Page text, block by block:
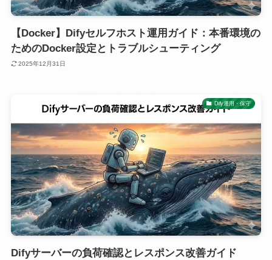
【Docker】Difyセルフホスト運用ガイド：本番環境の
ためのDocker設定とトラブルシューティング
2025年12月31日
Dify運用・保守
Difyサーバーの負荷確認とレスポンス改善ガイド